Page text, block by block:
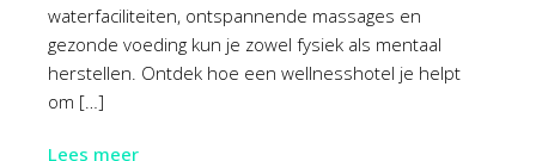
waterfaciliteiten, ontspannende massages en
gezonde voeding kun je zowel fysiek als mentaal
herstellen. Ontdek hoe een wellnesshotel je helpt
om […]
Lees meer